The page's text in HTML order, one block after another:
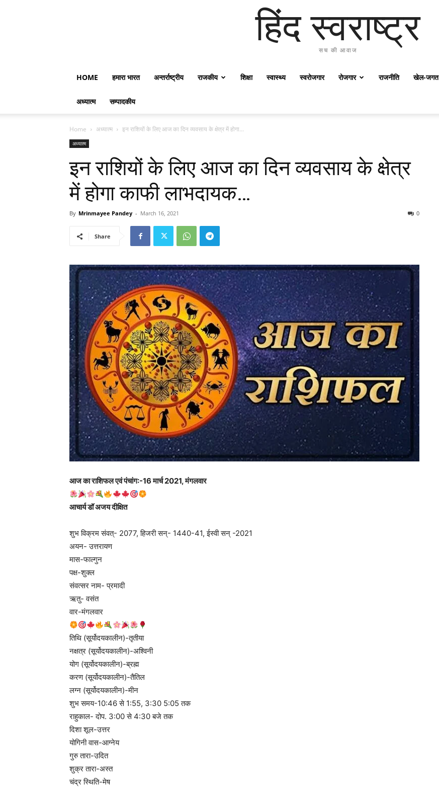
हिंद स्वराष्ट्र
सच की आवाज
HOME हमारा भारत अन्तर्राष्ट्रीय राजकीय शिक्षा स्वास्थ्य स्वरोजगार रोजगार राजनीति खेल-जगत
अध्यात्म सम्पादकीय
Home अध्यात्म इन राशियों के लिए आज का दिन व्यवसाय के क्षेत्र में होगा...
अध्यात्म
इन राशियों के लिए आज का दिन व्यवसाय के क्षेत्र
में होगा काफी लाभदायक…
By Mrinmayee Pandey - March 16, 2021 0
Share
आज का राशिफल एवं पंचांग:-16 मार्च 2021, मंगलवार
आचार्य डॉ अजय दीक्षित
शुभ विक्रम संवत्- 2077, हिजरी सन्- 1440-41, ईस्वी सन् -2021
अयन- उत्तरायण
मास-फाल्गुन
पक्ष-शुक्ल
संवत्सर नाम- प्रमादी
ऋतु- वसंत
वार-मंगलवार
तिथि (सूर्योदयकालीन)-तृतीया
नक्षत्र (सूर्योदयकालीन)-अश्विनी
योग (सूर्योदयकालीन)-ब्रह्म
करण (सूर्योदयकालीन)-तैतिल
लग्न (सूर्योदयकालीन)-मीन
शुभ समय-10:46 से 1:55, 3:30 5:05 तक
राहुकाल- दोप. 3:00 से 4:30 बजे तक
दिशा शूल-उत्तर
योगिनी वास-आग्नेय
गुरु तारा-उदित
शुक्र तारा-अस्त
चंद्र स्थिति-मेष